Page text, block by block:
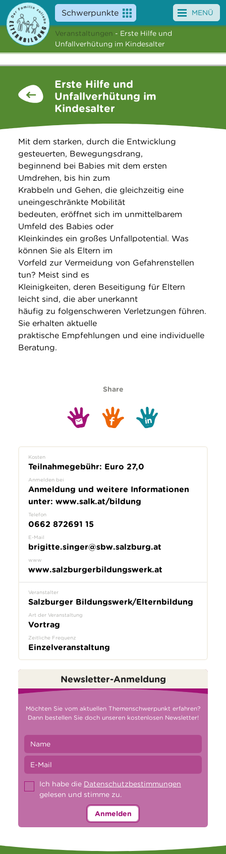
Schwerpunkte
Angebote
News
Suche
MENÜ
Veranstaltungen - Erste Hilfe und
Unfallverhütung im Kindesalter
Erste Hilfe und
Unfallverhütung im
Kindesalter
Mit dem starken, durch die Entwicklung
gesteuerten, Bewegungsdrang,
beginnend bei Babies mit dem ersten
Umdrehen, bis hin zum
Krabbeln und Gehen, die gleichzeitig eine
uneingeschränkte Mobilität
bedeuten, eröffnet sich im unmittelbarem
Umfeld des Babies oder
Kleinkindes ein großes Unfallpotential. Was
können Sie als Eltern im
Vorfeld zur Vermeidung von Gefahrenstellen
tun? Meist sind es
Kleinigkeiten, deren Beseitigung für Eltern
leicht sind, die aber unerkannt
häufig zu folgenschweren Verletzungen führen.
Sie erhalten aktuelle
praktische Empfehlungen und eine individuelle
Beratung.
Share
Kosten
Teilnahmegebühr: Euro 27,0
Anmelden bei
Anmeldung und weitere Informationen
unter: www.salk.at/bildung
Telefon
0662 872691 15
E-Mail
brigitte.singer@sbw.salzburg.at
www
www.salzburgerbildungswerk.at
Veranstalter
Salzburger Bildungswerk/Elternbildung
Art der Veranstaltung
Vortrag
Zeitliche Frequenz
Einzelveranstaltung
Newsletter-Anmeldung
Möchten Sie vom aktuellen Themenschwerpunkt erfahren?
Dann bestellen Sie doch unseren kostenlosen Newsletter!
Ich habe die Datenschutzbestimmungen
gelesen und stimme zu.
Anmelden